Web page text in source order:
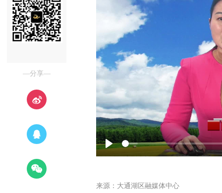
—分享—
Play
来源：大通湖区融媒体中心